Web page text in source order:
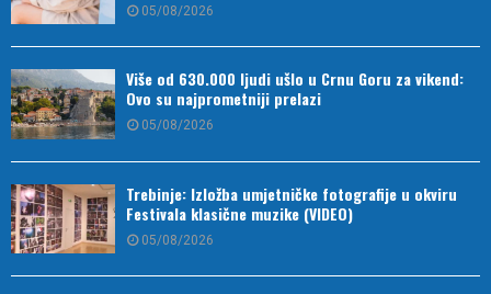
05/08/2026
Više od 630.000 ljudi ušlo u Crnu Goru za vikend:
Ovo su najprometniji prelazi
05/08/2026
Trebinje: Izložba umjetničke fotografije u okviru
Festivala klasične muzike (VIDEO)
05/08/2026